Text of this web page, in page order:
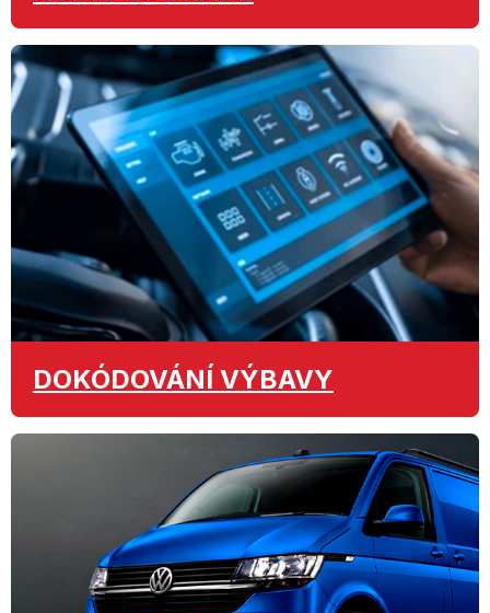
DOKÓDOVÁNÍ VÝBAVY